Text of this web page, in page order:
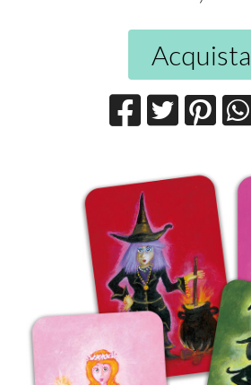
Acquista